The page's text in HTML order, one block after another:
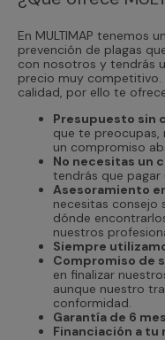
En MULTIMAP tenemos
prevención de plagas
con nosotros y tendrás
precio muy competitivo.
calidad, por ello te
Presupuesto sin
que te preocupas,
un compromiso
No necesitas un
tendrás que pagar
Asesoramiento
necesitas consejo
dónde
nuestros
Siempre
Compromiso de
en finalizar
aunque nuestro
conformidad.
Garantía de 6
Financiación a tu